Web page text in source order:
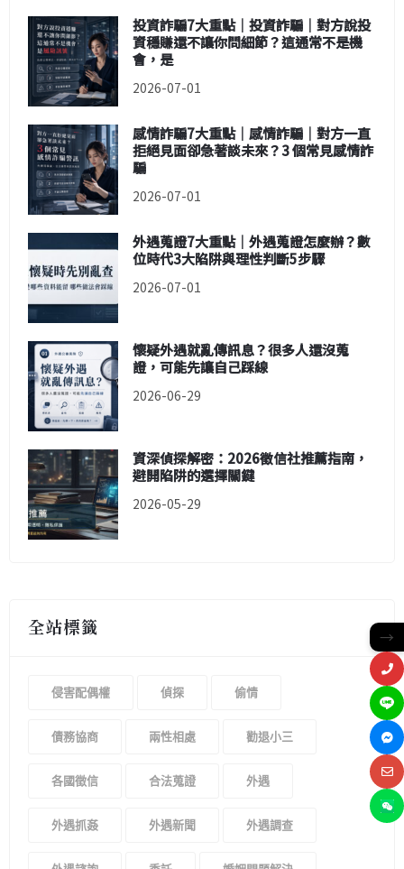
投資詐騙7大重點｜投資詐騙｜對方說投
資穩賺還不讓你問細節？這通常不是機
會，是
2026-07-01
感情詐騙7大重點｜感情詐騙｜對方一直
拒絕見面卻急著談未來？3 個常見感情詐
騙
2026-07-01
外遇蒐證7大重點｜外遇蒐證怎麼辦？數
位時代3大陷阱與理性判斷5步驟
2026-07-01
懷疑外遇就亂傳訊息？很多人還沒蒐
證，可能先讓自己踩線
2026-06-29
資深偵探解密：2026徵信社推薦指南，
避開陷阱的選擇關鍵
2026-05-29
全站標籤
侵害配偶權 偵探 偷情
債務協商 兩性相處 勸退小三
各國徵信 合法蒐證 外遇
外遇抓姦 外遇新聞 外遇調查
→